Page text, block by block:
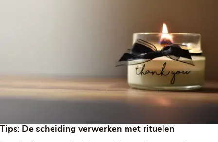
Tips: De scheiding verwerken met rituelen